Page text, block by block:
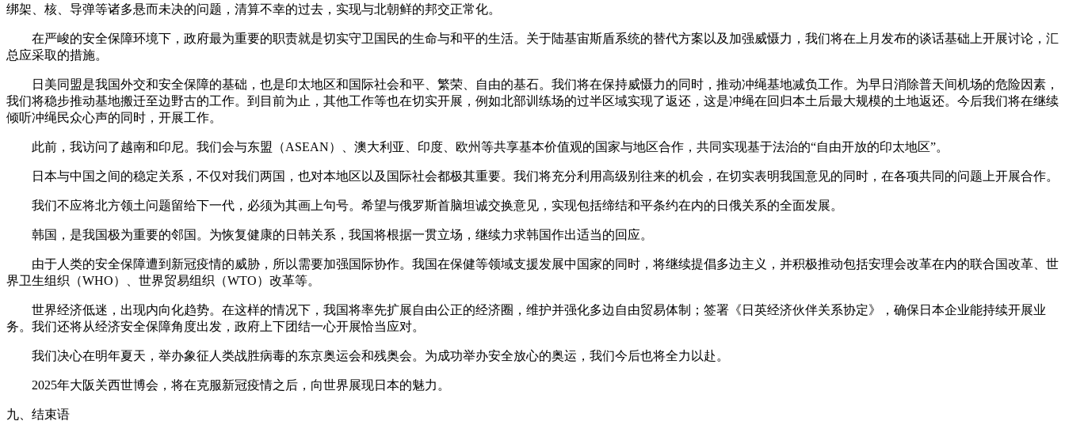
绑架、核、导弹等诸多悬而未决的问题，清算不幸的过去，实现与北朝鲜的邦交正常化。
在严峻的安全保障环境下，政府最为重要的职责就是切实守卫国民的生命与和平的生活。关于陆基宙斯盾系统的替代方案以及加强威慑力，我们将在上月发布的谈话基础上开展讨论，汇
总应采取的措施。
日美同盟是我国外交和安全保障的基础，也是印太地区和国际社会和平、繁荣、自由的基石。我们将在保持威慑力的同时，推动冲绳基地减负工作。为早日消除普天间机场的危险因素，
我们将稳步推动基地搬迁至边野古的工作。到目前为止，其他工作等也在切实开展，例如北部训练场的过半区域实现了返还，这是冲绳在回归本土后最大规模的土地返还。今后我们将在继续
倾听冲绳民众心声的同时，开展工作。
此前，我访问了越南和印尼。我们会与东盟（ASEAN）、澳大利亚、印度、欧州等共享基本价值观的国家与地区合作，共同实现基于法治的“自由开放的印太地区”。
日本与中国之间的稳定关系，不仅对我们两国，也对本地区以及国际社会都极其重要。我们将充分利用高级别往来的机会，在切实表明我国意见的同时，在各项共同的问题上开展合作。
我们不应将北方领土问题留给下一代，必须为其画上句号。希望与俄罗斯首脑坦诚交换意见，实现包括缔结和平条约在内的日俄关系的全面发展。
韩国，是我国极为重要的邻国。为恢复健康的日韩关系，我国将根据一贯立场，继续力求韩国作出适当的回应。
由于人类的安全保障遭到新冠疫情的威胁，所以需要加强国际协作。我国在保健等领域支援发展中国家的同时，将继续提倡多边主义，并积极推动包括安理会改革在内的联合国改革、世
界卫生组织（WHO）、世界贸易组织（WTO）改革等。
世界经济低迷，出现内向化趋势。在这样的情况下，我国将率先扩展自由公正的经济圈，维护并强化多边自由贸易体制；签署《日英经济伙伴关系协定》，确保日本企业能持续开展业
务。我们还将从经济安全保障角度出发，政府上下团结一心开展恰当应对。
我们决心在明年夏天，举办象征人类战胜病毒的东京奥运会和残奥会。为成功举办安全放心的奥运，我们今后也将全力以赴。
2025年大阪关西世博会，将在克服新冠疫情之后，向世界展现日本的魅力。
九、结束语